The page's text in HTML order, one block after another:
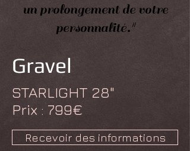
un prolongement de votre
personnalité."
Gravel
STARLIGHT 28"
Prix : 799€
Recevoir des informations